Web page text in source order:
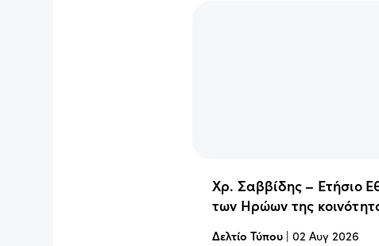
Χρ. Σαββίδης – Ετήσιο
των Ηρώων της
Δελτίο Τύπου | 02 Αυγ 2026